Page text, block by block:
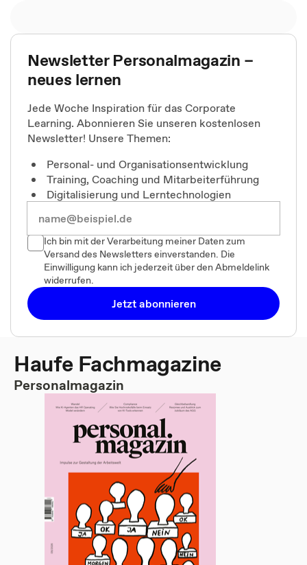
Newsletter Personalmagazin –
neues lernen
Jede Woche Inspiration für das Corporate
Learning. Abonnieren Sie unseren kostenlosen
Newsletter! Unsere Themen:
Personal- und Organisationsentwicklung
Training, Coaching und Mitarbeiterführung
Digitalisierung und Lerntechnologien
Ich bin mit der Verarbeitung meiner Daten zum
Versand des Newsletters einverstanden. Die
Einwilligung kann ich jederzeit über den Abmeldelink
widerrufen.
Jetzt abonnieren
Haufe Fachmagazine
Personalmagazin